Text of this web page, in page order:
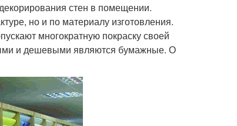
стен в помещении.
но и по материалу изготовления.
многократную покраску своей
и дешевыми являются бумажные. О